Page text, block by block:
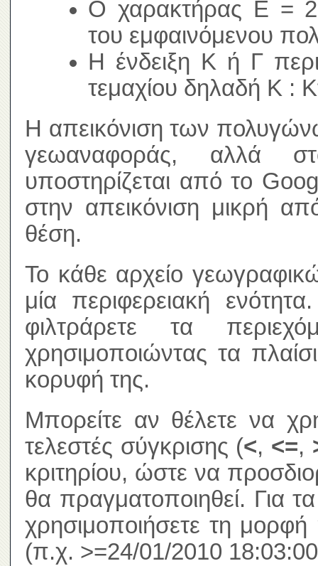
Ο χαρακτήρας Ε =
του εμφαινόμενου
Η ένδειξη Κ ή Γ
τεμαχίου δηλαδή Κ :
Η απεικόνιση των
γεωαναφοράς, αλλά
υποστηρίζεται από το
στην απεικόνιση μικρή
θέση.
Το κάθε αρχείο
μία περιφερειακή
φιλτράρετε τα
χρησιμοποιώντας τα
κορυφή της.
Μπορείτε αν θέλετε να
τελεστές σύγκρισης (<, <=,
κριτηρίου, ώστε να
θα πραγματοποιηθεί. Για
χρησιμοποιήσετε τη
(π.χ. >=24/01/2010